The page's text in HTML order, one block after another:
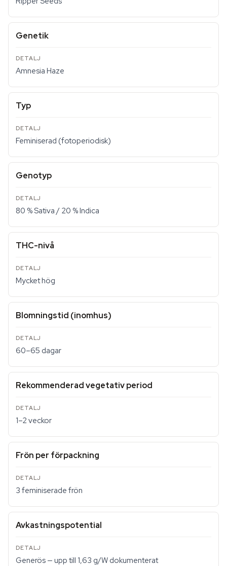
Genetik
Amnesia Haze
Typ
Feminiserad (fotoperiodisk)
Genotyp
80 % Sativa / 20 % Indica
THC-nivå
Mycket hög
Blomningstid (inomhus)
60–65 dagar
Rekommenderad vegetativ period
1–2 veckor
Frön per förpackning
3 feminiserade frön
Avkastningspotential
Generös — upp till 1,63 g/W dokumenterat